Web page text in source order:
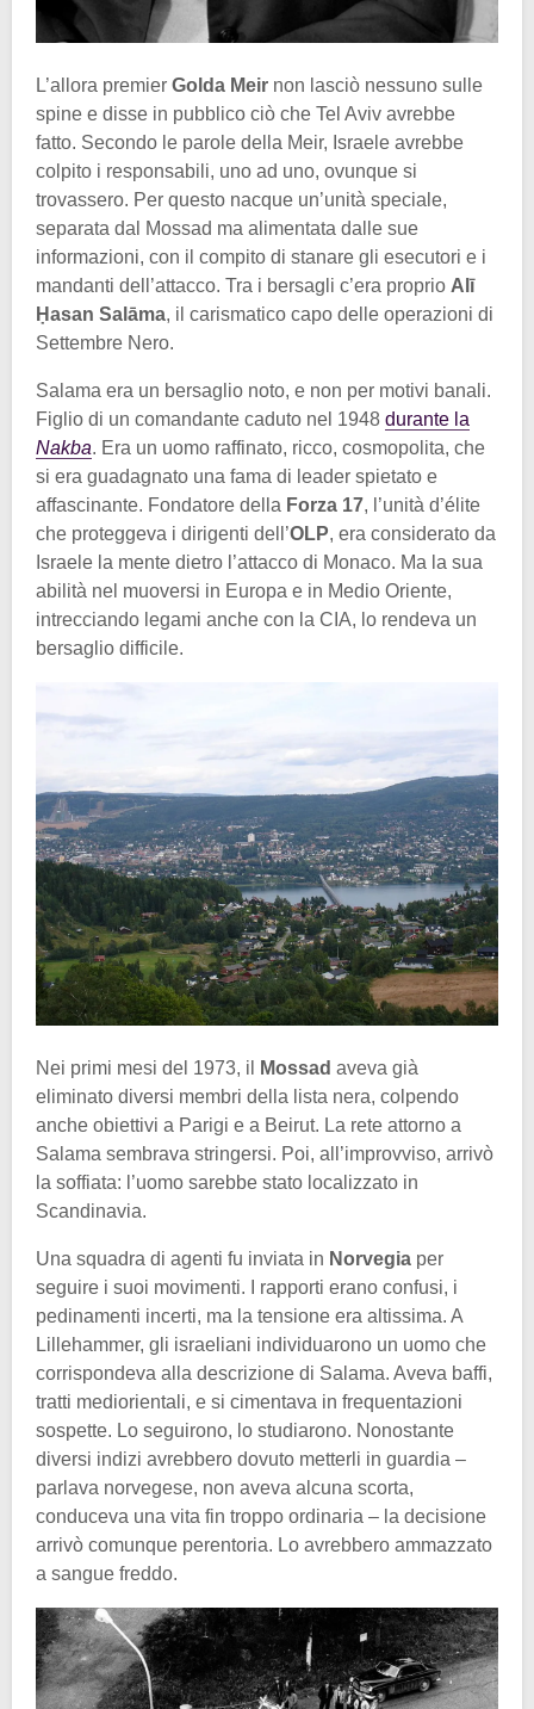
L’allora premier Golda Meir non lasciò nessuno sulle
spine e disse in pubblico ciò che Tel Aviv avrebbe
fatto. Secondo le parole della Meir, Israele avrebbe
colpito i responsabili, uno ad uno, ovunque si
trovassero. Per questo nacque un’unità speciale,
separata dal Mossad ma alimentata dalle sue
informazioni, con il compito di stanare gli esecutori e i
mandanti dell’attacco. Tra i bersagli c’era proprio Alī
Ḥasan Salāma, il carismatico capo delle operazioni di
Settembre Nero.
Salama era un bersaglio noto, e non per motivi banali.
Figlio di un comandante caduto nel 1948 durante la
Nakba. Era un uomo raffinato, ricco, cosmopolita, che
si era guadagnato una fama di leader spietato e
affascinante. Fondatore della Forza 17, l’unità d’élite
che proteggeva i dirigenti dell’OLP, era considerato da
Israele la mente dietro l’attacco di Monaco. Ma la sua
abilità nel muoversi in Europa e in Medio Oriente,
intrecciando legami anche con la CIA, lo rendeva un
bersaglio difficile.
Nei primi mesi del 1973, il Mossad aveva già
eliminato diversi membri della lista nera, colpendo
anche obiettivi a Parigi e a Beirut. La rete attorno a
Salama sembrava stringersi. Poi, all’improvviso, arrivò
la soffiata: l’uomo sarebbe stato localizzato in
Scandinavia.
Una squadra di agenti fu inviata in Norvegia per
seguire i suoi movimenti. I rapporti erano confusi, i
pedinamenti incerti, ma la tensione era altissima. A
Lillehammer, gli israeliani individuarono un uomo che
corrispondeva alla descrizione di Salama. Aveva baffi,
tratti mediorientali, e si cimentava in frequentazioni
sospette. Lo seguirono, lo studiarono. Nonostante
diversi indizi avrebbero dovuto metterli in guardia –
parlava norvegese, non aveva alcuna scorta,
conduceva una vita fin troppo ordinaria – la decisione
arrivò comunque perentoria. Lo avrebbero ammazzato
a sangue freddo.